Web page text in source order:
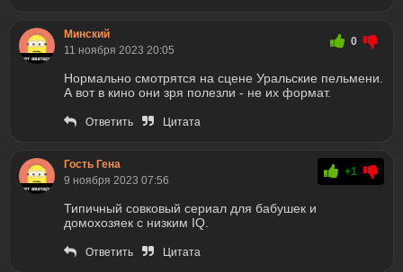
Минский
11 ноября 2023 20:05
0
Нормально смотрятся на сцене Уральские пельмени.
А вот в кино они зря полезли - не их формат.
Ответить Цитата
Гость Гена
9 ноября 2023 07:56
+1
Типичный совковый сериал для бабушек и
домохозяек с низким IQ.
Ответить Цитата